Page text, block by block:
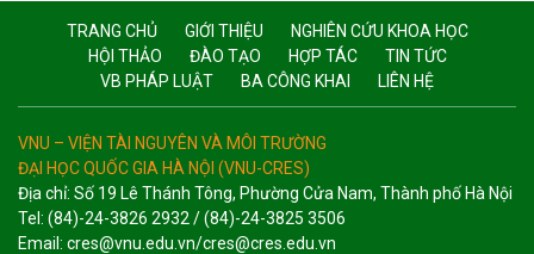
TRANG CHỦ GIỚI THIỆU
NGHIÊN CỨU KHOA HỌC
HỘI THẢO
ĐÀO TẠO HỢP TÁC
TIN TỨC
VB PHÁP LUẬT
BA CÔNG KHAI LIÊN HỆ
VNU – VIỆN TÀI NGUYÊN VÀ MÔI TRƯỜNG
ĐẠI HỌC QUỐC GIA HÀ NỘI (VNU-CRES)
Địa chỉ: Số 19 Lê Thánh Tông, Phường Cửa Nam, Thành phố Hà Nội
Tel: (84)-24-3826 2932 / (84)-24-3825 3506
Email: cres@vnu.edu.vn/cres@cres.edu.vn